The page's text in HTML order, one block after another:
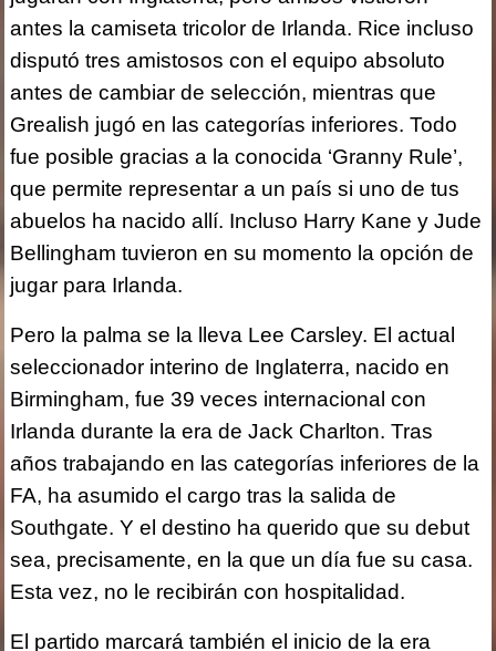
antes la camiseta tricolor de Irlanda. Rice incluso
disputó tres amistosos con el equipo absoluto
antes de cambiar de selección, mientras que
Grealish jugó en las categorías inferiores. Todo
fue posible gracias a la conocida ‘Granny Rule’,
que permite representar a un país si uno de tus
abuelos ha nacido allí. Incluso Harry Kane y Jude
Bellingham tuvieron en su momento la opción de
jugar para Irlanda.
Pero la palma se la lleva Lee Carsley. El actual
seleccionador interino de Inglaterra, nacido en
Birmingham, fue 39 veces internacional con
Irlanda durante la era de Jack Charlton. Tras
años trabajando en las categorías inferiores de la
FA, ha asumido el cargo tras la salida de
Southgate. Y el destino ha querido que su debut
sea, precisamente, en la que un día fue su casa.
Esta vez, no le recibirán con hospitalidad.
El partido marcará también el inicio de la era